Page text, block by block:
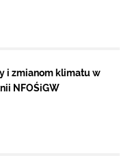
i zmianom klimatu w
NFOŚiGW